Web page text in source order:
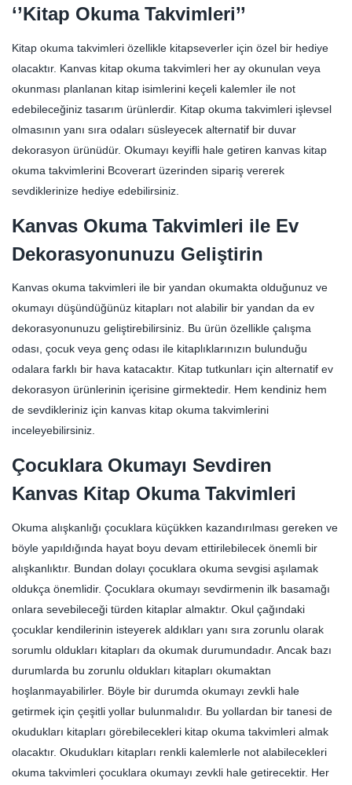
‘’Kitap Okuma Takvimleri’’
Kitap okuma takvimleri özellikle kitapseverler için özel bir hediye
olacaktır. Kanvas kitap okuma takvimleri her ay okunulan veya
okunması planlanan kitap isimlerini keçeli kalemler ile not
edebileceğiniz tasarım ürünlerdir. Kitap okuma takvimleri işlevsel
olmasının yanı sıra odaları süsleyecek alternatif bir duvar
dekorasyon ürünüdür. Okumayı keyifli hale getiren kanvas kitap
okuma takvimlerini Bcoverart üzerinden sipariş vererek
sevdiklerinize hediye edebilirsiniz.
Kanvas Okuma Takvimleri ile Ev
Dekorasyonunuzu Geliştirin
Kanvas okuma takvimleri ile bir yandan okumakta olduğunuz ve
okumayı düşündüğünüz kitapları not alabilir bir yandan da ev
dekorasyonunuzu geliştirebilirsiniz. Bu ürün özellikle çalışma
odası, çocuk veya genç odası ile kitaplıklarınızın bulunduğu
odalara farklı bir hava katacaktır. Kitap tutkunları için alternatif ev
dekorasyon ürünlerinin içerisine girmektedir. Hem kendiniz hem
de sevdikleriniz için kanvas kitap okuma takvimlerini
inceleyebilirsiniz.
Çocuklara Okumayı Sevdiren
Kanvas Kitap Okuma Takvimleri
Okuma alışkanlığı çocuklara küçükken kazandırılması gereken ve
böyle yapıldığında hayat boyu devam ettirilebilecek önemli bir
alışkanlıktır. Bundan dolayı çocuklara okuma sevgisi aşılamak
oldukça önemlidir. Çocuklara okumayı sevdirmenin ilk basamağı
onlara sevebileceği türden kitaplar almaktır. Okul çağındaki
çocuklar kendilerinin isteyerek aldıkları yanı sıra zorunlu olarak
sorumlu oldukları kitapları da okumak durumundadır. Ancak bazı
durumlarda bu zorunlu oldukları kitapları okumaktan
hoşlanmayabilirler. Böyle bir durumda okumayı zevkli hale
getirmek için çeşitli yollar bulunmalıdır. Bu yollardan bir tanesi de
okudukları kitapları görebilecekleri kitap okuma takvimleri almak
olacaktır. Okudukları kitapları renkli kalemlerle not alabilecekleri
okuma takvimleri çocuklara okumayı zevkli hale getirecektir. Her